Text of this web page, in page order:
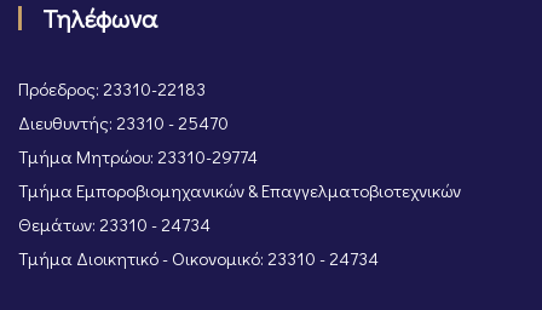
Τηλέφωνα
Πρόεδρος: 23310-22183
Διευθυντής: 23310 - 25470
Τμήμα Μητρώου: 23310-29774
Τμήμα Εμποροβιομηχανικών & Επαγγελματοβιοτεχνικών
Θεμάτων: 23310 - 24734
Τμήμα Διοικητικό - Οικονομικό: 23310 - 24734